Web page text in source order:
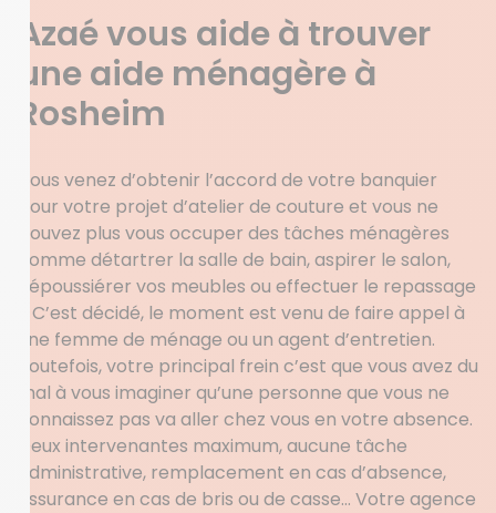
Azaé vous aide à trouver
une aide ménagère à
Rosheim
Vous venez d’obtenir l’accord de votre banquier
pour votre projet d’atelier de couture et vous ne
pouvez plus vous occuper des tâches ménagères
comme détartrer la salle de bain, aspirer le salon,
dépoussiérer vos meubles ou effectuer le repassage
? C’est décidé, le moment est venu de faire appel à
une femme de ménage ou un agent d’entretien.
Toutefois, votre principal frein c’est que vous avez du
mal à vous imaginer qu’une personne que vous ne
connaissez pas va aller chez vous en votre absence.
Deux intervenantes maximum, aucune tâche
administrative, remplacement en cas d’absence,
assurance en cas de bris ou de casse… Votre agence